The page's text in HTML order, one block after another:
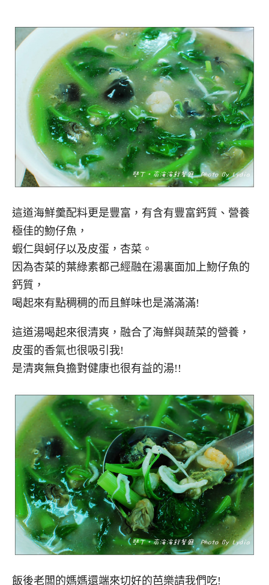
這道海鮮羹配料更是豐富，有含有豐富鈣質、營養
極佳的魩仔魚，
蝦仁與蚵仔以及皮蛋，杏菜。
因為杏菜的葉綠素都己經融在湯裏面加上魩仔魚的
鈣質，
喝起來有點稠稠的而且鮮味也是滿滿滿!
這道湯喝起來很清爽，融合了海鮮與蔬菜的營養，
皮蛋的香氣也很吸引我!
是清爽無負擔對健康也很有益的湯!!
飯後老闆的媽媽還端來切好的芭樂請我們吃!